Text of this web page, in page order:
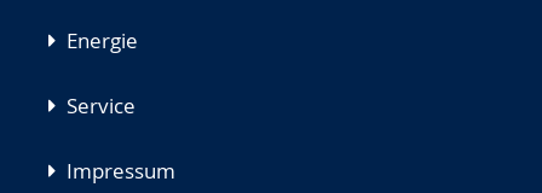
Energie
Service
Impressum